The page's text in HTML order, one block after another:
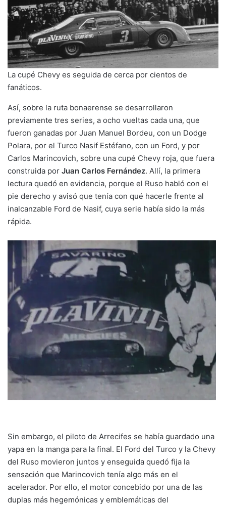
La cupé Chevy es seguida de cerca por cientos de
fanáticos.
Así, sobre la ruta bonaerense se desarrollaron
previamente tres series, a ocho vueltas cada una, que
fueron ganadas por Juan Manuel Bordeu, con un Dodge
Polara, por el Turco Nasif Estéfano, con un Ford, y por
Carlos Marincovich, sobre una cupé Chevy roja, que fuera
construida por Juan Carlos Fernández. Allí, la primera
lectura quedó en evidencia, porque el Ruso habló con el
pie derecho y avisó que tenía con qué hacerle frente al
inalcanzable Ford de Nasif, cuya serie había sido la más
rápida.
Sin embargo, el piloto de Arrecifes se había guardado una
yapa en la manga para la final. El Ford del Turco y la Chevy
del Ruso movieron juntos y enseguida quedó fija la
sensación que Marincovich tenía algo más en el
acelerador. Por ello, el motor concebido por una de las
duplas más hegemónicas y emblemáticas del